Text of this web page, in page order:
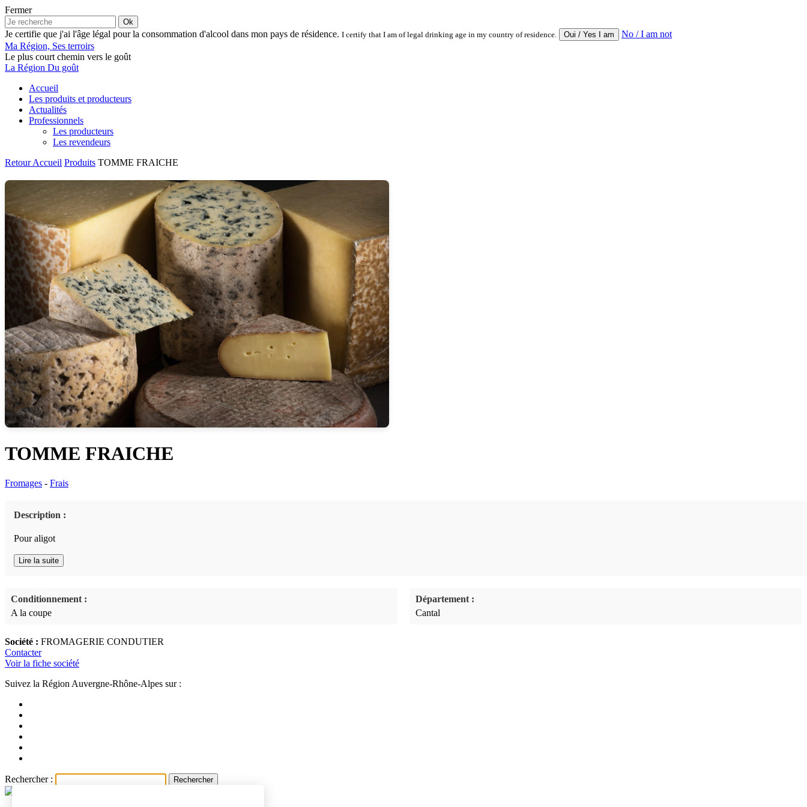
Fermer
Ok
Je certifie que j'ai l'âge légal pour la consommation d'alcool dans mon pays de résidence. I certify that I am of legal drinking age in my country of residence.
No / I am not
Ma Région, Ses terroirs
Le plus court chemin vers le goût
La Région Du goût
Accueil
Les produits et producteurs
Actualités
Professionnels
Les producteurs
Les revendeurs
RetourAccueil Produits TOMME FRAICHE
TOMME FRAICHE
Fromages - Frais
Description :
Pour aligot
Lire la suite
Conditionnement :
A la coupe
Département :
Cantal
Société : FROMAGERIE CONDUTIER
Contacter
Voir la fiche société
Suivez la Région Auvergne-Rhône-Alpes sur :
Rechercher :